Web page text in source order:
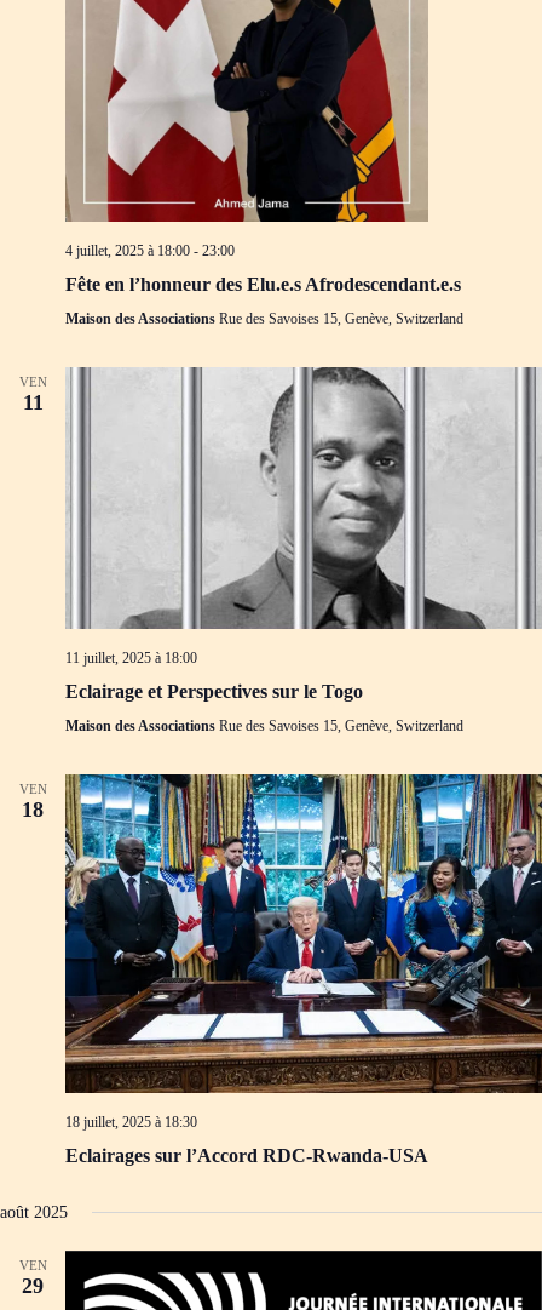
4 juillet, 2025 à 18:00 - 23:00
Fête en l’honneur des Elu.e.s Afrodescendant.e.s
Maison des Associations Rue des Savoises 15, Genève, Switzerland
VEN
11
11 juillet, 2025 à 18:00
Eclairage et Perspectives sur le Togo
Maison des Associations Rue des Savoises 15, Genève, Switzerland
VEN
18
18 juillet, 2025 à 18:30
Eclairages sur l’Accord RDC-Rwanda-USA
août 2025
VEN
29